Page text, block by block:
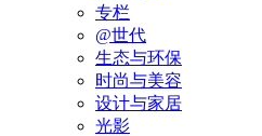
专栏
@世代
生态与环保
时尚与美容
设计与家居
光影